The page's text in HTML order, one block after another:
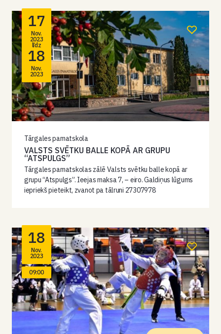
17
Nov.
2023
līdz
18
Nov.
2023
Tārgales pamatskola
VALSTS SVĒTKU BALLE KOPĀ AR GRUPU
“ATSPULGS”
Tārgales pamatskolas zālē Valsts svētku balle kopā ar
grupu “Atspulgs”. Ieejas maksa 7, – eiro. Galdiņus lūgums
iepriekš pieteikt, zvanot pa tālruni 27307978
18
Nov.
2023
09:00